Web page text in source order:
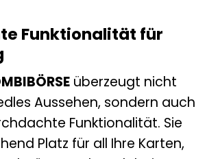
Funktionalität für
überzeugt nicht
Aussehen, sondern auch
Funktionalität. Sie
Platz für all Ihre Karten,